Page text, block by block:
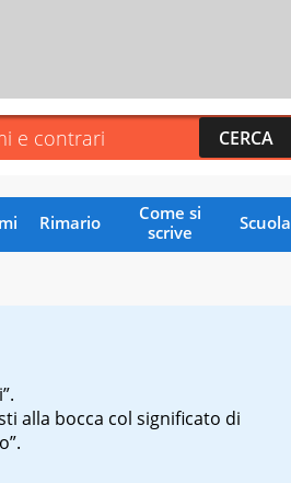
Rimario
Come si
scrive
Scuola
alla bocca col significato di